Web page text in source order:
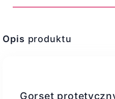
Opis produktu
Gorset